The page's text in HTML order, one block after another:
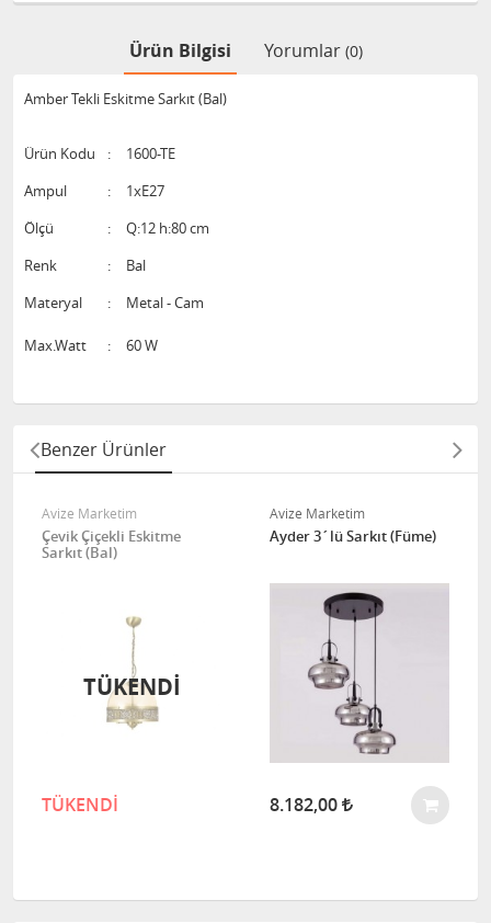
Ürün Bilgisi Yorumlar (0)
Amber Tekli Eskitme Sarkıt (Bal)
Ürün Kodu :
1600-TE
Ampul
:
1xE27
Ölçü
:
Q:12 h:80 cm
Renk
:
Bal
Materyal
: Metal - Cam
Max.Watt : 60 W
Benzer Ürünler
Avize Marketim
Çevik Çiçekli Eskitme
Sarkıt (Bal)
TÜKENDİ
TÜKENDİ
Avize Marketim
Ayder 3´lü Sarkıt (Füme)
8.182,00